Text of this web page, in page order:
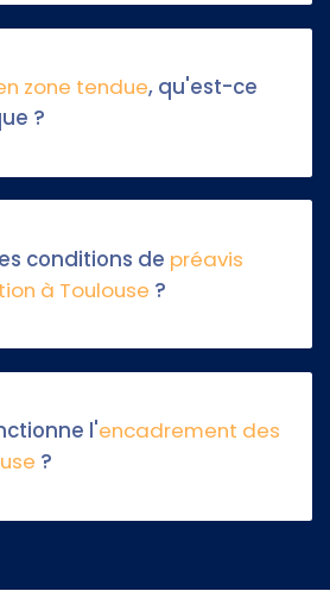
zone tendue, qu'est-ce
?
conditions de préavis
à Toulouse ?
l'encadrement des
?